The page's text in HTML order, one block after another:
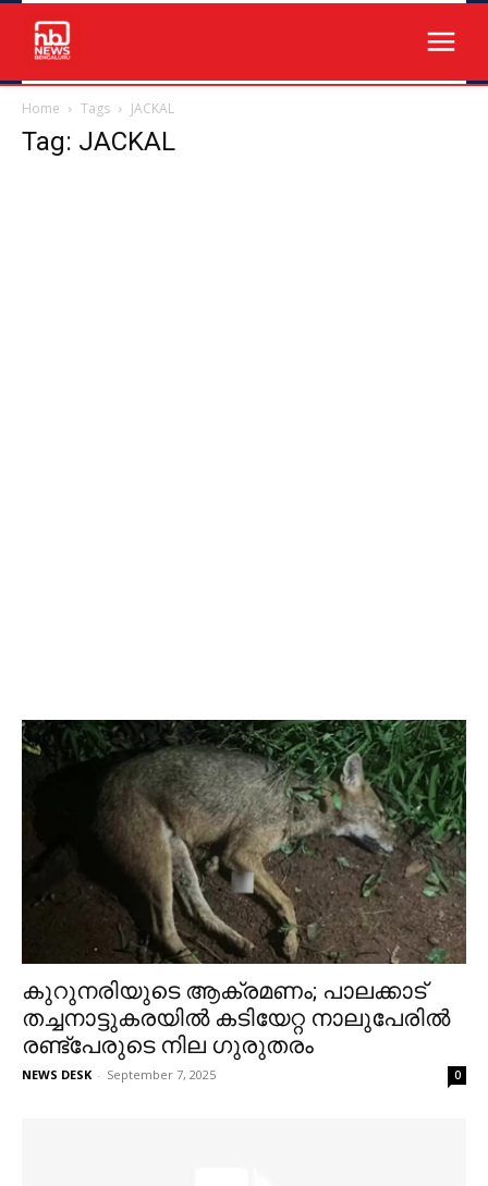
Home Tags JACKAL
Tag: JACKAL
കുറുനരിയുടെ ആക്രമണം; പാലക്കാട്
തച്ചനാട്ടുകരയിൽ കടിയേറ്റ നാലുപേരിൽ
രണ്ട്പേരുടെ നില ​ഗുരുതരം
NEWS DESK - September 7, 2025 0